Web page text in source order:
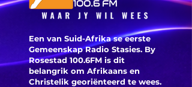
Een van Suid-Afrika se eerste
Gemeenskap Radio Stasies. By
Rosestad 100.6FM is dit
belangrik om Afrikaans en
Christelik georiënteerd te wees.